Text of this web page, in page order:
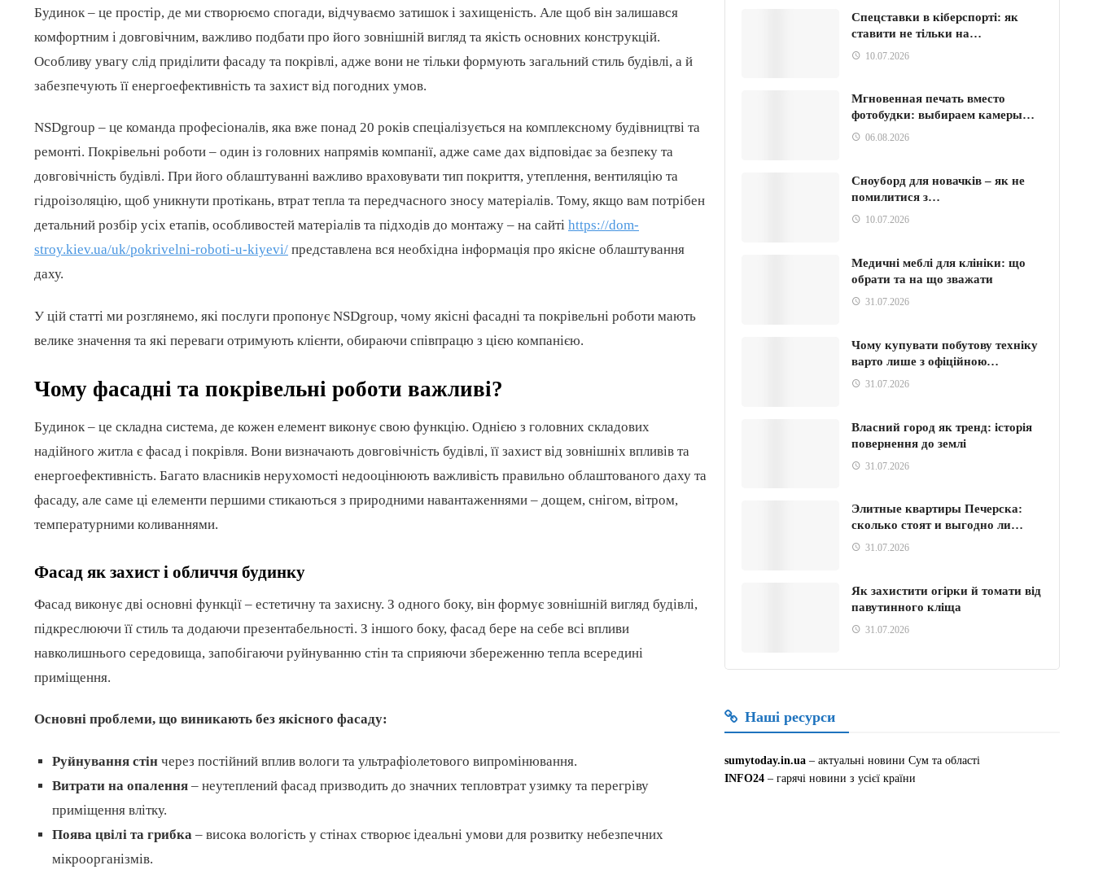
Будинок – це простір, де ми створюємо спогади, відчуваємо затишок і захищеність. Але щоб він залишався
комфортним і довговічним, важливо подбати про його зовнішній вигляд та якість основних конструкцій.
Особливу увагу слід приділити фасаду та покрівлі, адже вони не тільки формують загальний стиль будівлі, а й
забезпечують її енергоефективність та захист від погодних умов.
NSDgroup – це команда професіоналів, яка вже понад 20 років спеціалізується на комплексному будівництві та
ремонті. Покрівельні роботи – один із головних напрямів компанії, адже саме дах відповідає за безпеку та
довговічність будівлі. При його облаштуванні важливо враховувати тип покриття, утеплення, вентиляцію та
гідроізоляцію, щоб уникнути протікань, втрат тепла та передчасного зносу матеріалів. Тому, якщо вам потрібен
детальний розбір усіх етапів, особливостей матеріалів та підходів до монтажу – на сайті https://dom-
stroy.kiev.ua/uk/pokrivelni-roboti-u-kiyevi/ представлена вся необхідна інформація про якісне облаштування
даху.
У цій статті ми розглянемо, які послуги пропонує NSDgroup, чому якісні фасадні та покрівельні роботи мають
велике значення та які переваги отримують клієнти, обираючи співпрацю з цією компанією.
Чому фасадні та покрівельні роботи важливі?
Будинок – це складна система, де кожен елемент виконує свою функцію. Однією з головних складових
надійного житла є фасад і покрівля. Вони визначають довговічність будівлі, її захист від зовнішніх впливів та
енергоефективність. Багато власників нерухомості недооцінюють важливість правильно облаштованого даху та
фасаду, але саме ці елементи першими стикаються з природними навантаженнями – дощем, снігом, вітром,
температурними коливаннями.
Фасад як захист і обличчя будинку
Фасад виконує дві основні функції – естетичну та захисну. З одного боку, він формує зовнішній вигляд будівлі,
підкреслюючи її стиль та додаючи презентабельності. З іншого боку, фасад бере на себе всі впливи
навколишнього середовища, запобігаючи руйнуванню стін та сприяючи збереженню тепла всередині
приміщення.
Основні проблеми, що виникають без якісного фасаду:
Руйнування стін через постійний вплив вологи та ультрафіолетового випромінювання.
Витрати на опалення – неутеплений фасад призводить до значних тепловтрат узимку та перегріву
приміщення влітку.
Поява цвілі та грибка – висока вологість у стінах створює ідеальні умови для розвитку небезпечних
мікроорганізмів.
Спецставки в кіберспорті: як
ставити не тільки на…
10.07.2026
Мгновенная печать вместо
фотобудки: выбираем камеры…
06.08.2026
Сноуборд для новачків – як не
помилитися з…
10.07.2026
Медичні меблі для клініки: що
обрати та на що зважати
31.07.2026
Чому купувати побутову техніку
варто лише з офіційною…
31.07.2026
Власний город як тренд: історія
повернення до землі
31.07.2026
Элитные квартиры Печерска:
сколько стоят и выгодно ли…
31.07.2026
Як захистити огірки й томати від
павутинного кліща
31.07.2026
Наші ресурси
sumytoday.in.ua – актуальні новини Сум та області
INFO24 – гарячі новини з усієї країни